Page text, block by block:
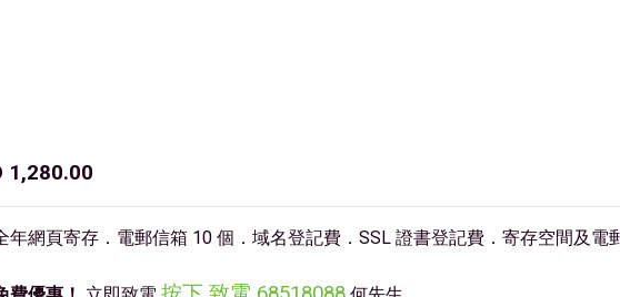
1,280.00
網頁寄存．電郵信箱 10 個．域名登記費．SSL 證書登記費．寄存空間及電